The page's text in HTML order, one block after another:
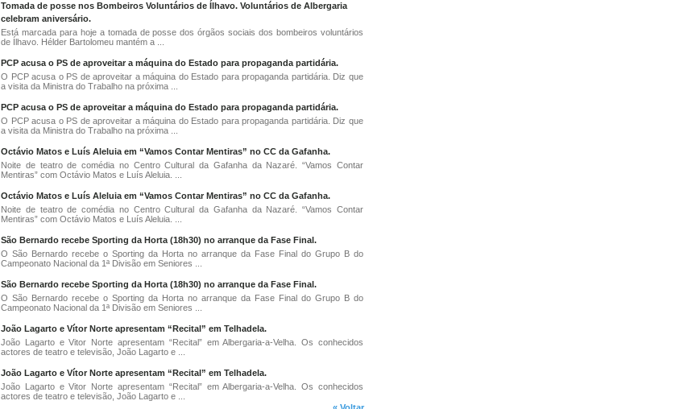
Tomada de posse nos Bombeiros Voluntários de Ílhavo. Voluntários de Albergaria
celebram aniversário.
Está marcada para hoje a tomada de posse dos órgãos sociais dos bombeiros voluntários
de Ílhavo. Hélder Bartolomeu mantém a ...
PCP acusa o PS de aproveitar a máquina do Estado para propaganda partidária.
O PCP acusa o PS de aproveitar a máquina do Estado para propaganda partidária. Diz que
a visita da Ministra do Trabalho na próxima ...
PCP acusa o PS de aproveitar a máquina do Estado para propaganda partidária.
O PCP acusa o PS de aproveitar a máquina do Estado para propaganda partidária. Diz que
a visita da Ministra do Trabalho na próxima ...
Octávio Matos e Luís Aleluia em “Vamos Contar Mentiras” no CC da Gafanha.
Noite de teatro de comédia no Centro Cultural da Gafanha da Nazaré. “Vamos Contar
Mentiras” com Octávio Matos e Luís Aleluia. ...
Octávio Matos e Luís Aleluia em “Vamos Contar Mentiras” no CC da Gafanha.
Noite de teatro de comédia no Centro Cultural da Gafanha da Nazaré. “Vamos Contar
Mentiras” com Octávio Matos e Luís Aleluia. ...
São Bernardo recebe Sporting da Horta (18h30) no arranque da Fase Final.
O São Bernardo recebe o Sporting da Horta no arranque da Fase Final do Grupo B do
Campeonato Nacional da 1ª Divisão em Seniores ...
São Bernardo recebe Sporting da Horta (18h30) no arranque da Fase Final.
O São Bernardo recebe o Sporting da Horta no arranque da Fase Final do Grupo B do
Campeonato Nacional da 1ª Divisão em Seniores ...
João Lagarto e Vítor Norte apresentam “Recital” em Telhadela.
João Lagarto e Vitor Norte apresentam “Recital” em Albergaria-a-Velha. Os conhecidos
actores de teatro e televisão, João Lagarto e ...
João Lagarto e Vítor Norte apresentam “Recital” em Telhadela.
João Lagarto e Vitor Norte apresentam “Recital” em Albergaria-a-Velha. Os conhecidos
actores de teatro e televisão, João Lagarto e ...